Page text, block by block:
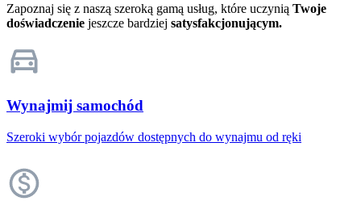
Zapoznaj się z naszą szeroką gamą usług, które uczynią Twoje
doświadczenie jeszcze bardziej satysfakcjonującym.
Wynajmij samochód
Szeroki wybór pojazdów dostępnych do wynajmu od ręki